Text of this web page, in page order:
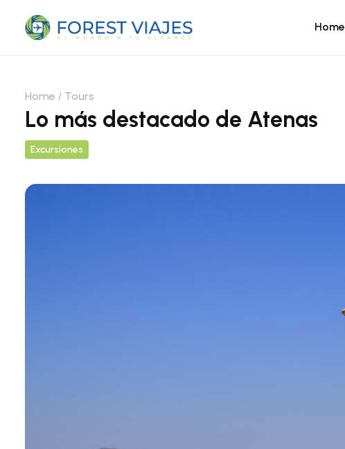
Home
Home Tours
Lo más destacado de Atenas
Excursiones